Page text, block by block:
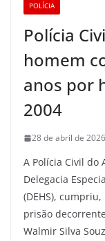
POLÍCIA
Polícia
homem
anos por
2004
28 de abril de 2026
A Polícia Civil do
Delegacia
(DEHS),
prisão
Walmir Silva